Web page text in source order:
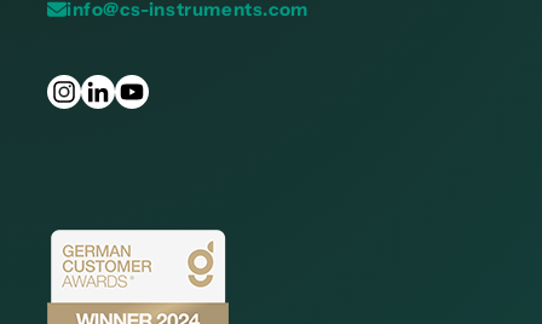
info@cs-instruments.com